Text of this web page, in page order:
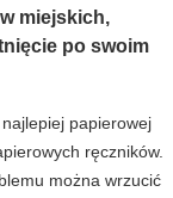
miejskich,
po swoim
papierowej
ręczników.
można wrzucić